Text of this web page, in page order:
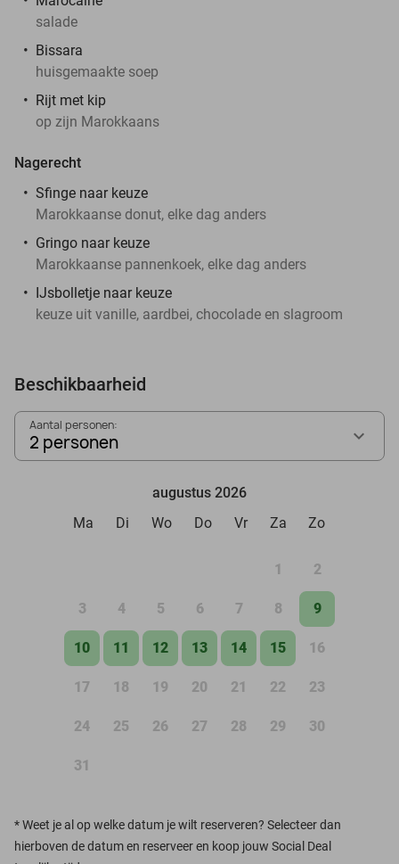
salade
Bissara
huisgemaakte soep
Rijt met kip
op zijn Marokkaans
Nagerecht
Sfinge naar keuze
Marokkaanse donut, elke dag anders
Gringo naar keuze
Marokkaanse pannenkoek, elke dag anders
IJsbolletje naar keuze
keuze uit vanille, aardbei, chocolade en slagroom
Beschikbaarheid
Aantal personen:
2 personen
augustus 2026
Ma
Di Wo Do Vr Za Zo
1 2
3 4 5 6 7 8 9
10 11 12 13 14 15 16
17 18 19 20 21 22 23
24 25 26 27 28 29 30
31
*Weet je al op welke datum je wilt reserveren? Selecteer dan
hierboven de datum en reserveer en koop jouw Social Deal